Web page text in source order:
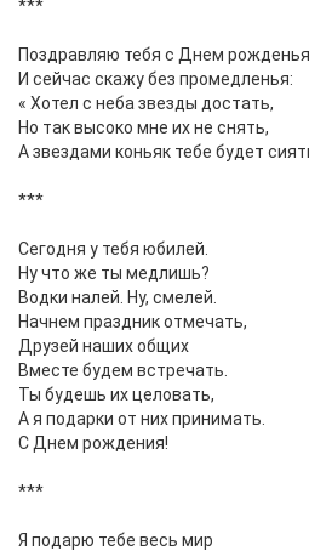
***
Поздравляю тебя с Днем рожденья.
И сейчас скажу без промедленья:
« Хотел с неба звезды достать,
Но так высоко мне их не снять,
А звездами коньяк тебе будет
***
Сегодня у тебя юбилей.
Ну что же ты медлишь?
Водки налей. Ну, смелей.
Начнем праздник отмечать,
Друзей наших общих
Вместе будем встречать.
Ты будешь их целовать,
А я подарки от них принимать.
С Днем рождения!
***
Я подарю тебе весь мир